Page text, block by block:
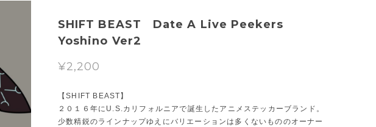
SHIFT BEAST Date A Live Peekers
Yoshino Ver2
¥2,200
【SHIFT BEAST】
２０１６年にU.S.カリフォルニアで誕生したアニメステッカーブランド。
少数精鋭のラインナップゆえにバリエーションは多くないもののオーナー